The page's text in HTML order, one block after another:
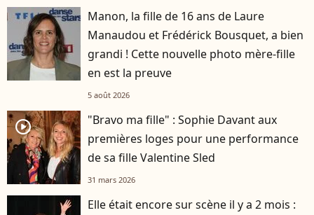
Manon, la fille de 16 ans de Laure
Manaudou et Frédérick Bousquet, a bien
grandi ! Cette nouvelle photo mère-fille
en est la preuve
5 août 2026
player2
"Bravo ma fille" : Sophie Davant aux
premières loges pour une performance
de sa fille Valentine Sled
31 mars 2026
Elle était encore sur scène il y a 2 mois :